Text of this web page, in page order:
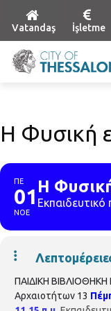
Vatandaş İşletme
Η Φυσική
ΠΕ
01
ΝΟΕ
Η
Εκπαιδευτικό
ΠΑΙΔΙΚΗ
Αρχαιοτήτων 13